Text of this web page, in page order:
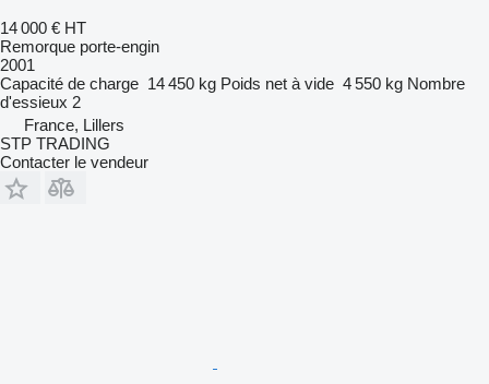
14 000 € HT
Remorque porte-engin
2001
Capacité de charge 14 450 kg Poids net à vide 4 550 kg Nombre
d'essieux 2
France, Lillers
STP TRADING
Contacter le vendeur